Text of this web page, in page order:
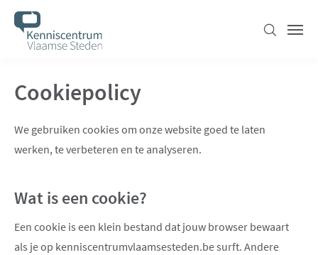
Overslaan
inhoud
Zoeken
Cookiepolicy
We gebruiken cookies om onze website goed te laten
werken, te verbeteren en te analyseren.
Wat is een cookie?
Een cookie is een klein bestand dat jouw browser bewaart
als je op kenniscentrumvlaamsesteden.be surft. Andere